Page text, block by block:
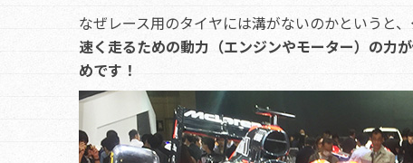
なぜレース用のタイヤには溝がないのかというと、
速く走るための動力（エンジンやモーター）の力
めです！